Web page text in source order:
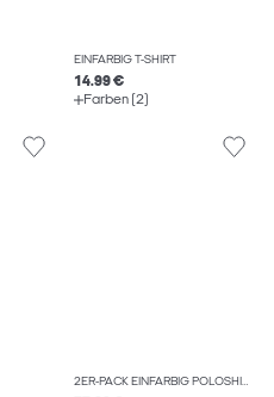
EINFARBIG T-SHIRT
14.99 €
Farben (2)
2ER-PACK EINFARBIG POLOSHIRT